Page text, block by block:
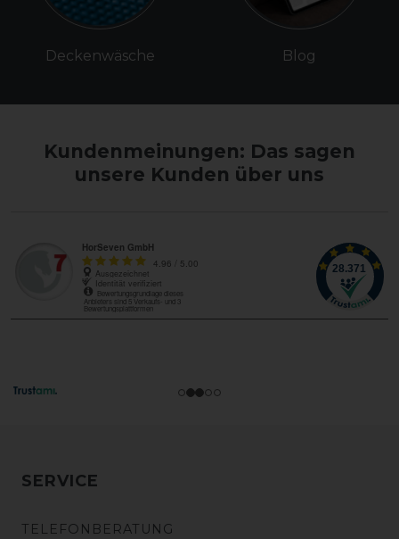
Deckenwäsche Blog
Kundenmeinungen: Das sagen
unsere Kunden über uns
SERVICE
TELEFONBERATUNG